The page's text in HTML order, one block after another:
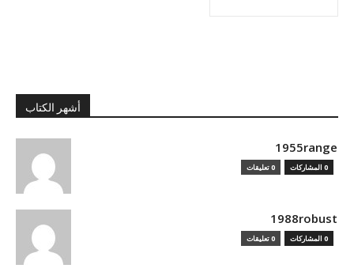
أشهر الكتاب
1955range
0 المشاركات 0 تعليقات
1988robust
0 المشاركات 0 تعليقات